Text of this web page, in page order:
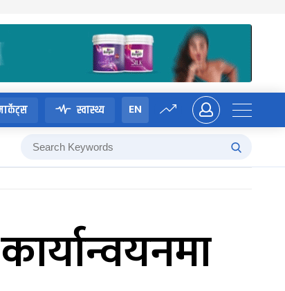
स्वास्थ्य EN